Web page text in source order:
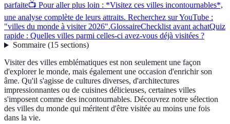
parfaite📺 Pour aller plus loin : *Visitez ces villes incontournables*,
une analyse complète de leurs attraits. Recherchez sur YouTube :
"villes du monde à visiter 2026".GlossaireChecklist avant achatQuiz
rapide : Quelles villes parmi celles-ci avez-vous déjà visitées ?
Sommaire(15 sections)
Visiter des villes emblématiques est non seulement une façon
d'explorer le monde, mais également une occasion d'enrichir son
âme. Qu'il s'agisse de cultures diverses, d'architectures
impressionnantes ou de cuisines délicieuses, certaines villes
s'imposent comme des incontournables. Découvrez notre sélection
des villes du monde qui méritent d'être visitée au moins une fois
dans la vie.